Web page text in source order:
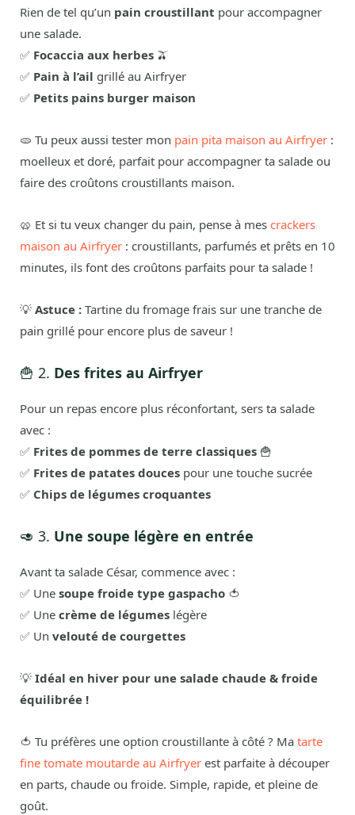
Rien de tel qu’un pain croustillant pour accompagner
une salade.
✅ Focaccia aux herbes 🫒
✅ Pain à l’ail grillé au Airfryer
✅ Petits pains burger maison
🫓 Tu peux aussi tester mon pain pita maison au Airfryer :
moelleux et doré, parfait pour accompagner ta salade ou
faire des croûtons croustillants maison.
🥨 Et si tu veux changer du pain, pense à mes crackers
maison au Airfryer : croustillants, parfumés et prêts en 10
minutes, ils font des croûtons parfaits pour ta salade !
💡 Astuce : Tartine du fromage frais sur une tranche de
pain grillé pour encore plus de saveur !
🍟 2. Des frites au Airfryer
Pour un repas encore plus réconfortant, sers ta salade
avec :
✅ Frites de pommes de terre classiques 🍟
✅ Frites de patates douces pour une touche sucrée
✅ Chips de légumes croquantes
🥑 3. Une soupe légère en entrée
Avant ta salade César, commence avec :
✅ Une soupe froide type gaspacho 🍅
✅ Une crème de légumes légère
✅ Un velouté de courgettes
💡 Idéal en hiver pour une salade chaude & froide
équilibrée !
🍅 Tu préfères une option croustillante à côté ? Ma tarte
fine tomate moutarde au Airfryer est parfaite à découper
en parts, chaude ou froide. Simple, rapide, et pleine de
goût.